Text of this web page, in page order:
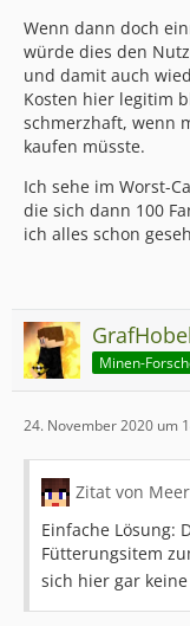
Wenn dann doch
würde dies den
und damit auch
Kosten hier legitim
schmerzhaft, wenn
kaufen müsste.
Ich sehe im Worst-
die sich dann 100
ich alles schon
Minen-
24. November 2020 um
Zitat von
Einfache Lösung:
Fütterungsitem
sich hier gar